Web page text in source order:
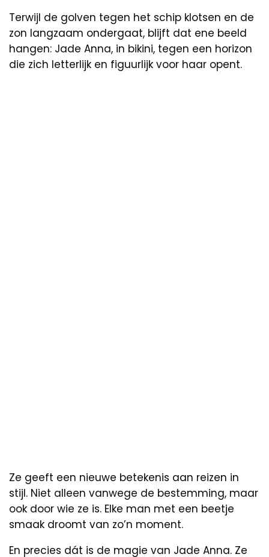
Terwijl de golven tegen het schip klotsen en de
zon langzaam ondergaat, blijft dat ene beeld
hangen: Jade Anna, in bikini, tegen een horizon
die zich letterlijk en figuurlijk voor haar opent.
Ze geeft een nieuwe betekenis aan reizen in
stijl. Niet alleen vanwege de bestemming, maar
ook door wie ze is. Elke man met een beetje
smaak droomt van zo’n moment.
En precies dát is de magie van Jade Anna. Ze